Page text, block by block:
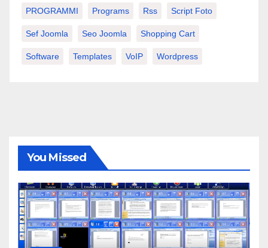
PROGRAMMI Programs Rss Script Foto
Sef Joomla Seo Joomla Shopping Cart
Software Templates VoIP Wordpress
You Missed